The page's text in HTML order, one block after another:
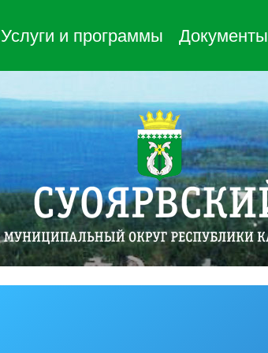
Услуги и программы Документы